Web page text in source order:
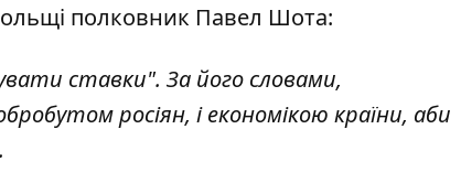
полковник Павел Шота:
ставки". За його словами,
росіян, і економікою країни, аби